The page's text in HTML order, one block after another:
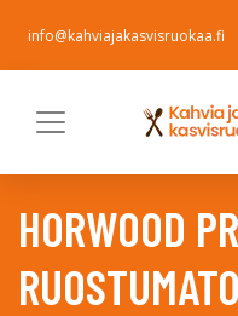
info@kahviajakasvisruokaa.fi
HORWOOD